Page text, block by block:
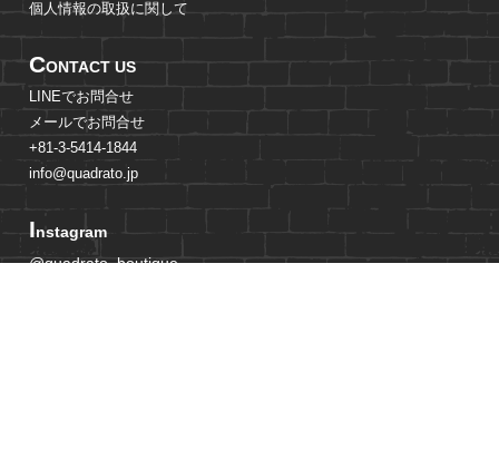
個人情報の取扱に関して
CONTACT US
LINEでお問合せ
メールでお問合せ
+81-3-5414-1844
info@quadrato.jp
Instagram
@quadrato_boutique